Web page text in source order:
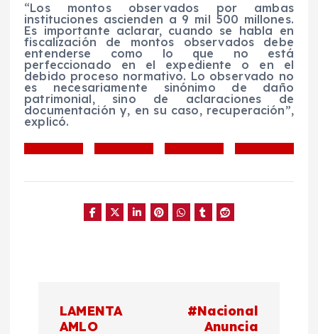
“Los montos observados por ambas
instituciones ascienden a 9 mil 500 millones.
Es importante aclarar, cuando se habla en
fiscalización de montos observados debe
entenderse como lo que no está
perfeccionado en el expediente o en el
debido proceso normativo. Lo observado no
es necesariamente sinónimo de daño
patrimonial, sino de aclaraciones de
documentación y, en su caso, recuperación”,
explicó.
LAMENTA
AMLO
#Nacional
Anuncia